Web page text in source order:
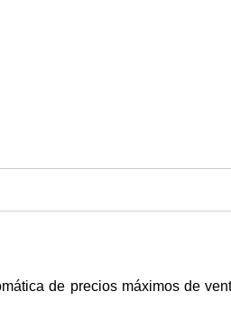
de precios máximos de